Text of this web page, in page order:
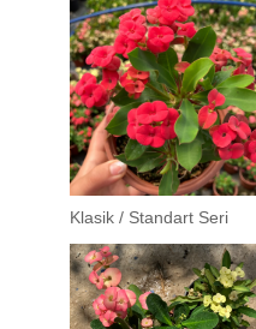
Klasik / Standart Seri